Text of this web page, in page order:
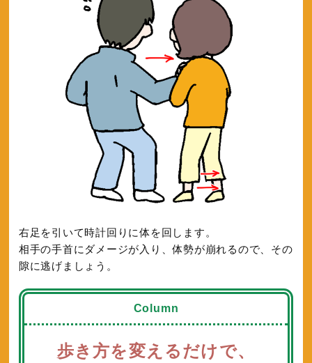
右足を引いて時計回りに体を回します。
相手の手首にダメージが入り、体勢が崩れるので、その
隙に逃げましょう。
Column
歩き方を変えるだけで、